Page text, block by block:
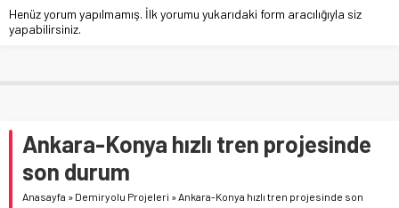
Henüz yorum yapılmamış. İlk yorumu yukarıdaki form aracılığıyla siz
yapabilirsiniz.
Ankara-Konya hızlı tren projesinde
son durum
Anasayfa » Demiryolu Projeleri » Ankara-Konya hızlı tren projesinde son